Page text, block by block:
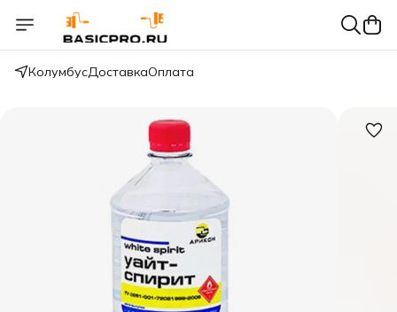
КолумбусДоставкаОплата